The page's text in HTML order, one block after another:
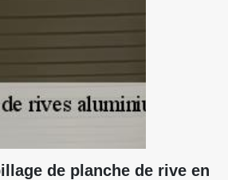
de planche de rive en